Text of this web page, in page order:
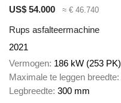
US$ 54.000 ≈ € 46.740
Rups asfalteermachine
2021
Vermogen 186 kW (253 PK)
Maximale te leggen breedte
Legbreedte 300 mm